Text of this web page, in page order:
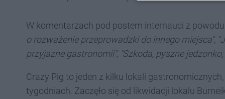
W komentarzach pod postem internauci z
o rozważenie przeprowadzki do innego miejsca",
przyjazne gastronomii", "Szkoda, pyszne
Crazy Pig to jeden z kilku lokali
tygodniach. Zaczęło się od likwidacji lokalu